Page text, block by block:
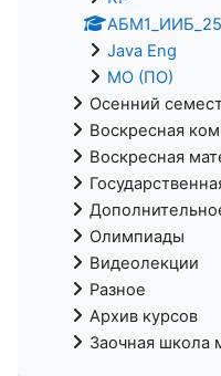
Java Eng
МО (ПО)
Осенний
Воскресная
Воскресная
Олимпиады
Видеолекции
Разное
Архив курсов
Заочная